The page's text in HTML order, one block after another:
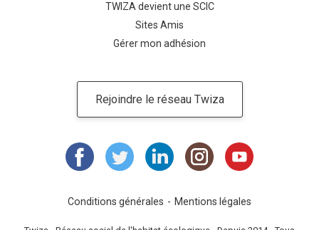
TWIZA devient une SCIC
Sites Amis
Gérer mon adhésion
Rejoindre le réseau Twiza
Conditions générales Mentions légales